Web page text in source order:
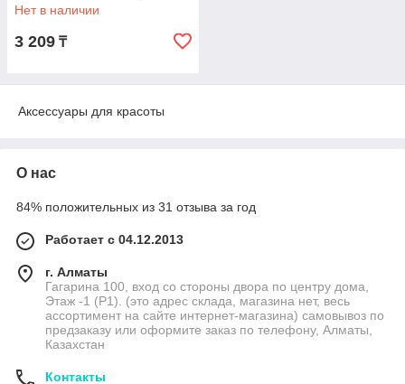
Нет в наличии
3 209 ₸
Аксессуары для красоты
О нас
84% положительных из 31 отзыва за год
Работает с 04.12.2013
г. Алматы
Гагарина 100, вход со стороны двора по центру дома,
Этаж -1 (P1). (это адрес склада, магазина нет, весь
ассортимент на сайте интернет-магазина) самовывоз по
предзаказу или оформите заказ по телефону, Алматы,
Казахстан
Контакты